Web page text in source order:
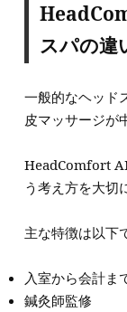
スパの違
一般的なヘッド
皮マッサージが
HeadComfort
う考え方を大切
主な特徴は以下
入室から会計ま
鍼灸師監修